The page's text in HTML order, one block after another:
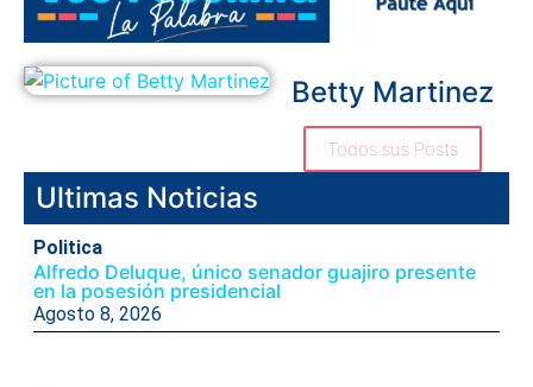
Betty Martinez
Todos sus Posts
Ultimas Noticias
Politica
Alfredo Deluque, único senador guajiro presente
en la posesión presidencial
Agosto 8, 2026